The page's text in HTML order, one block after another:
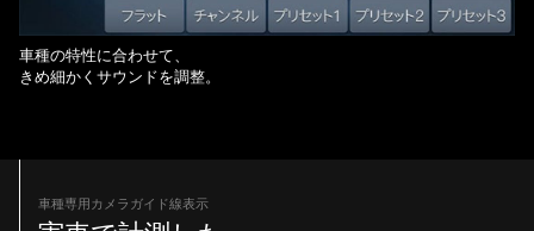
車種の特性に合わせて、
きめ細かくサウンドを調整。
車種専用カメラガイド線表示